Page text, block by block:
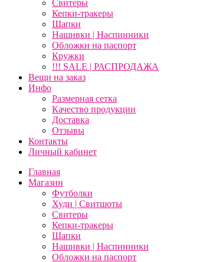
Свитеры
Кепки-тракеры
Шапки
Нашивки | Наспинники
Обложки на паспорт
Кружки
!!! SALE | РАСПРОДАЖА
Вещи на заказ
Инфо
Размерная сетка
Качество продукции
Доставка
Отзывы
Контакты
Личный кабинет
Главная
Магазин
Футболки
Худи | Свитшоты
Свитеры
Кепки-тракеры
Шапки
Нашивки | Наспинники
Обложки на паспорт